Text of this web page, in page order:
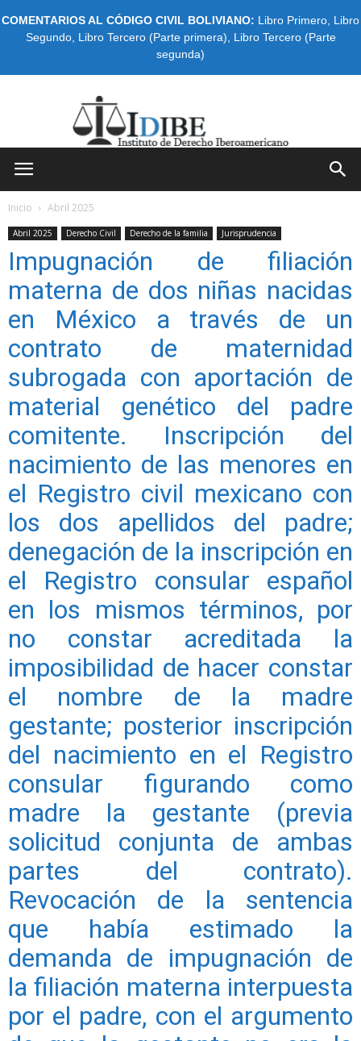
COMENTARIOS AL CÓDIGO CIVIL BOLIVIANO: Libro Primero Libro
Segundo, Libro Tercero (Parte primera)
Libro Tercero (Parte
segunda)
Inicio Abril 2025
Abril 2025 Derecho Civil Derecho de la familia Jurisprudencia
Impugnación de filiación
materna de dos niñas nacidas
en México a través de un
contrato de maternidad
subrogada con aportación de
material genético del padre
comitente. Inscripción del
nacimiento de las menores en
el Registro civil mexicano con
los dos apellidos del padre;
denegación de la inscripción en
el Registro consular español
en los mismos términos, por
no constar acreditada la
imposibilidad de hacer constar
el nombre de la madre
gestante; posterior inscripción
del nacimiento en el Registro
consular figurando como
madre la gestante (previa
solicitud conjunta de ambas
partes del contrato).
Revocación de la sentencia
que había estimado la
demanda de impugnación de
la filiación materna interpuesta
por el padre, con el argumento